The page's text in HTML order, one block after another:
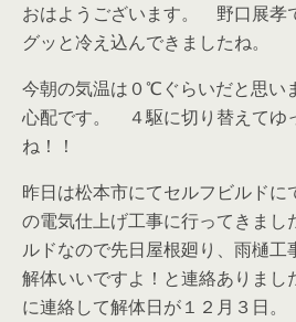
おはようございます。 野口展孝
グッと冷え込んできましたね。
今朝の気温は０℃ぐらいだと思い
心配です。 ４駆に切り替えてゆ
ね！！
昨日は松本市にてセルフビルド
の電気仕上げ工事に行ってきま
ルドなので先日屋根廻り、雨樋工
解体いいですよ！と連絡ありま
に連絡して解体日が１２月３日